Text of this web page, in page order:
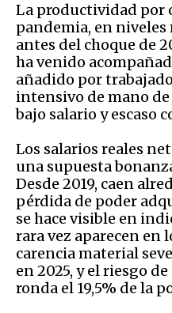
La productividad por
pandemia, en niveles
antes del choque de
ha venido
añadido por
intensivo de mano de
bajo salario y escaso
Los salarios reales
una supuesta
Desde 2019, caen
pérdida de poder
se hace visible en
rara vez aparecen en
carencia material
en 2025, y el riesgo
ronda el 19,5% de la